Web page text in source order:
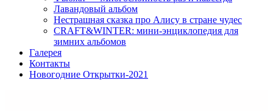
Лавандовый альбом
Нестрашная сказка про Алису в стране чудес
CRAFT&WINTER: мини-энциклопедия для
зимних альбомов
Галерея
Контакты
Новогодние Открытки-2021